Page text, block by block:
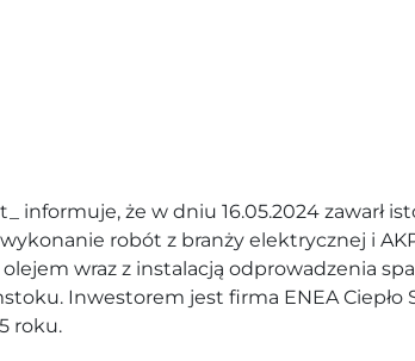
informuje, że w dniu 16.05.2024 zawarł
robót z branży elektrycznej i
wraz z instalacją odprowadzenia
Inwestorem jest firma ENEA Ciepło
roku.